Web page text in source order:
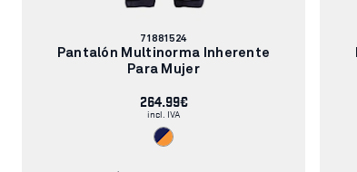
Número
de
artículo:
71881524
Pantalón Multinorma Inherente
Para Mujer
264.99€
incl. IVA